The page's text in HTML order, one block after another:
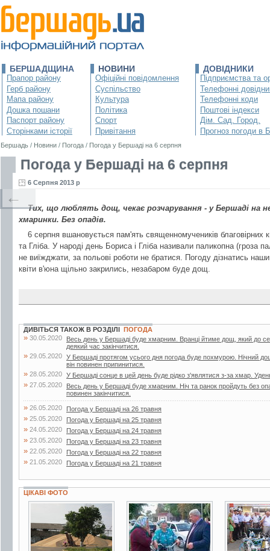
БЕРШАДЩИНА
Прапор району
Герб району
Мапа району
Дошка пошани
Паспорт району
Сторінками історії
НОВИНИ
Офіційні повідомлення
Суспільство
Культура
Політика
Спорт
Привітання
ДОВІДНИКИ
Підприємства та
Телефонні
Телефонні коди
Поштові індекси
Дім. Сад. Город.
Прогноз погоди в
Бершадь / Новини / Погода / Погода у Бершаді на 6 серпня
Погода у Бершаді на 6 серпня
6 Серпня 2013 р
Тих, що люблять дощ, чекає розчарування - у Бершаді на
хмаринки. Без опадів.
6 серпня вшановується пам'ять священномучеників благовірних
та Гліба. У народі день Бориса і Гліба називали паликопна (гроза
не виїжджати, за польові роботи не братися. Погоду дізнатись
квіти в'юна щільно закрились, незабаром буде дощ.
←
ДИВІТЬСЯ ТАКОЖ В РОЗДІЛІ ПОГОДА
» 30.05.2020
Весь день у Бершаді буде хмарним. Вранці йтиме дощ, який до
деякий час закінчитися.
» 29.05.2020 У Бершаді протягом усього дня погода буде похмурою. Нічний
він повинен припинитися.
» 28.05.2020 У Бершаді сонце в цей день буде рідко з'являтися з-за хмар.
» 27.05.2020
Весь день у Бершаді буде хмарним. Ніч та ранок пройдуть без
повинен закінчитися.
» 26.05.2020 Погода у Бершаді на 26 травня
» 25.05.2020 Погода у Бершаді на 25 травня
» 24.05.2020 Погода у Бершаді на 24 травня
» 23.05.2020 Погода у Бершаді на 23 травня
» 22.05.2020 Погода у Бершаді на 22 травня
» 21.05.2020 Погода у Бершаді на 21 травня
ЦІКАВІ ФОТО
3 фото 4 фото